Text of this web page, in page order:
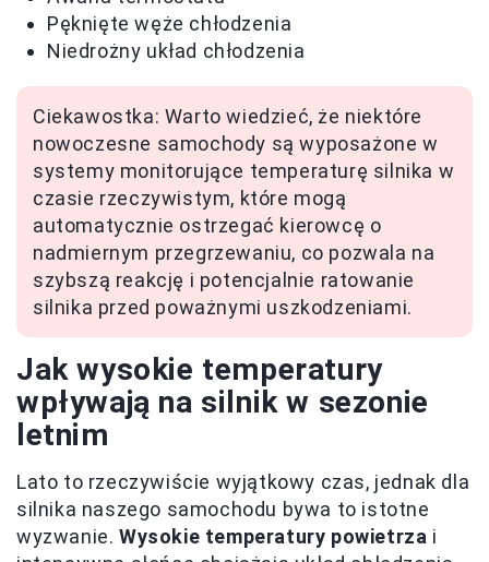
Pęknięte węże chłodzenia
Niedrożny układ chłodzenia
Ciekawostka: Warto wiedzieć, że niektóre
nowoczesne samochody są wyposażone w
systemy monitorujące temperaturę silnika w
czasie rzeczywistym, które mogą
automatycznie ostrzegać kierowcę o
nadmiernym przegrzewaniu, co pozwala na
szybszą reakcję i potencjalnie ratowanie
silnika przed poważnymi uszkodzeniami.
Jak wysokie temperatury
wpływają na silnik w sezonie
letnim
Lato to rzeczywiście wyjątkowy czas, jednak dla
silnika naszego samochodu bywa to istotne
wyzwanie. Wysokie temperatury powietrza i